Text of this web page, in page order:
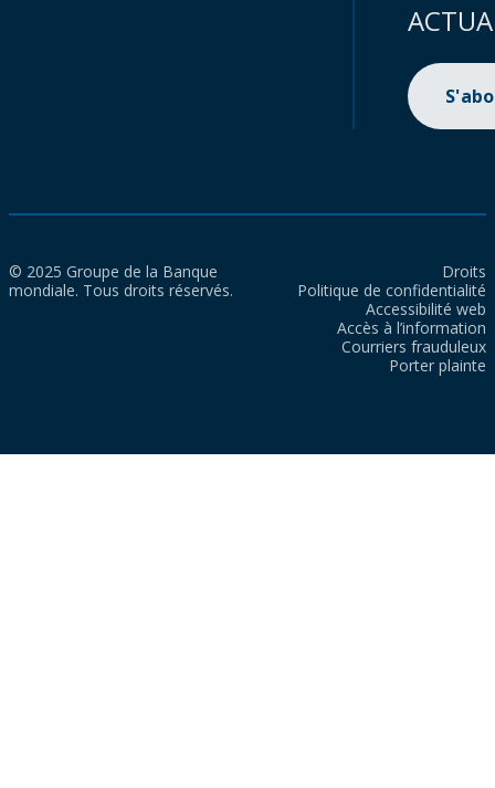
© 2025 Groupe de la Banque
mondiale. Tous droits réservés.
Droits
Politique de confidentialité
Accessibilité web
Accès à l’information
Courriers frauduleux
Porter plainte